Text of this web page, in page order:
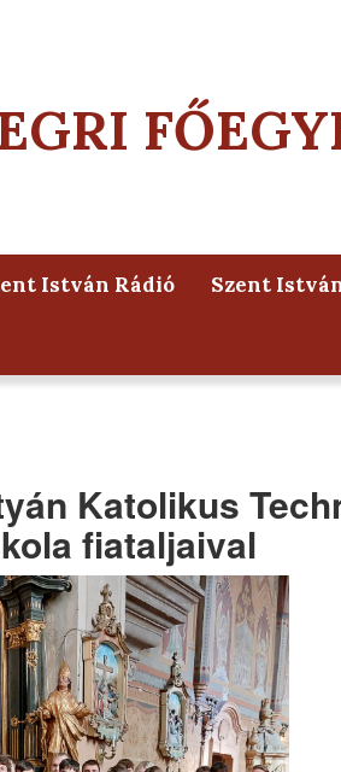
István Rádió Szent
Katolikus
fiataljaival